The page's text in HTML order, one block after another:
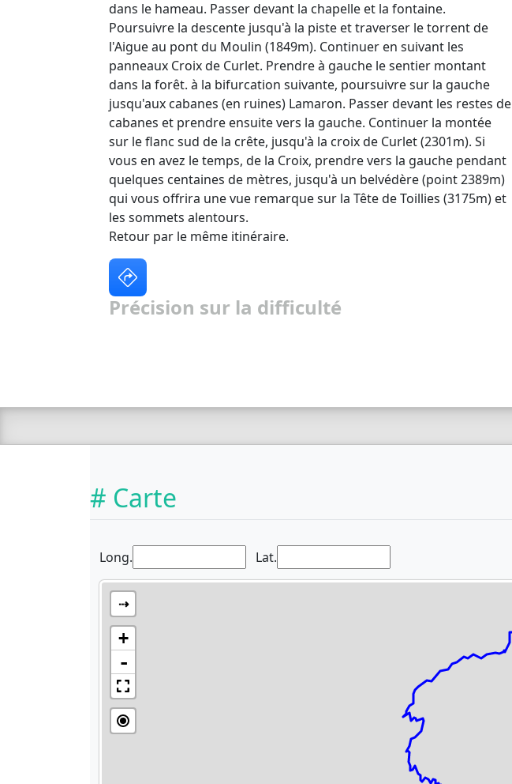
dans le hameau. Passer devant la chapelle et la fontaine.
Poursuivre la descente jusqu'à la piste et traverser le torrent de
l'Aigue au pont du Moulin (1849m). Continuer en suivant les
panneaux Croix de Curlet. Prendre à gauche le sentier montant
dans la forêt. à la bifurcation suivante, poursuivre sur la gauche
jusqu'aux cabanes (en ruines) Lamaron. Passer devant les restes de
cabanes et prendre ensuite vers la gauche. Continuer la montée
sur le flanc sud de la crête, jusqu'à la croix de Curlet (2301m). Si
vous en avez le temps, de la Croix, prendre vers la gauche pendant
quelques centaines de mètres, jusqu'à un belvédère (point 2389m)
qui vous offrira une vue remarque sur la Tête de Toillies (3175m) et
les sommets alentours.
Retour par le même itinéraire.
Précision sur la difficulté
# Carte
Long. Lat.
⇢
+
-